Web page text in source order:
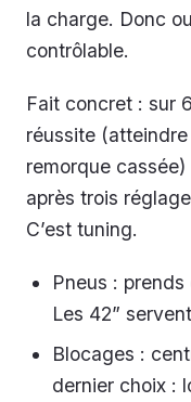
la charge. Donc
contrôlable.
Fait concret : sur
réussite
remorque
après trois
C’est tuning.
Pneus :
Les 42”
Blocages :
dernier choix :